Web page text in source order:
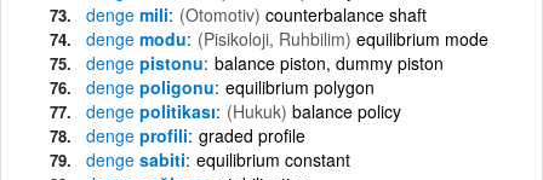
denge mili (Otomotiv) counterbalance shaft
denge modu (Pisikoloji, Ruhbilim) equilibrium mode
denge pistonu balance piston, dummy piston
denge poligonu equilibrium polygon
denge politikası (Hukuk) balance policy
denge profili graded profile
denge sabiti equilibrium constant